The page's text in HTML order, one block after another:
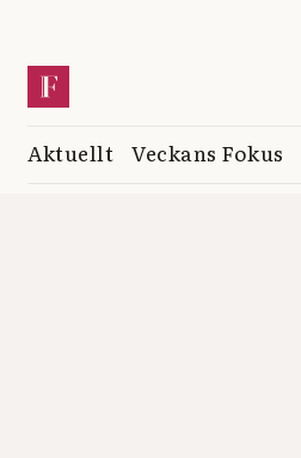
Aktuellt Veckans Fokus